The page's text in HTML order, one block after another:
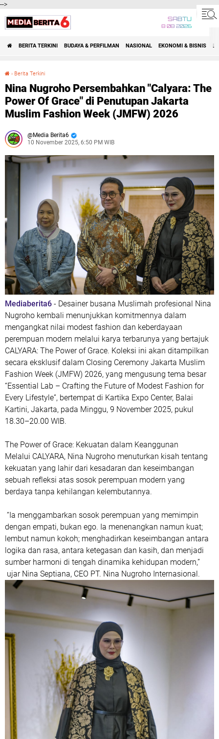
-->
SABTU
8 08 2026
BERITA TERKINI BUDAYA & PERFILMAN NASIONAL EKONOMI & BISNIS
› Berita Terkini
Nina Nugroho Persembahkan "Calyara: The
Power Of Grace" di Penutupan Jakarta
Muslim Fashion Week (JMFW) 2026
Media Berita6
10 November 2025, 6:50 PM WIB
Mediaberita6 - Desainer busana Muslimah profesional Nina
Nugroho kembali menunjukkan komitmennya dalam
mengangkat nilai modest fashion dan keberdayaan
perempuan modern melalui karya terbarunya yang bertajuk
CALYARA: The Power of Grace. Koleksi ini akan ditampilkan
secara eksklusif dalam Closing Ceremony Jakarta Muslim
Fashion Week (JMFW) 2026, yang mengusung tema besar
“Essential Lab – Crafting the Future of Modest Fashion for
Every Lifestyle”, bertempat di Kartika Expo Center, Balai
Kartini, Jakarta, pada Minggu, 9 November 2025, pukul
18.30–20.00 WIB.
The Power of Grace: Kekuatan dalam Keanggunan
Melalui CALYARA, Nina Nugroho menuturkan kisah tentang
kekuatan yang lahir dari kesadaran dan keseimbangan
sebuah refleksi atas sosok perempuan modern yang
berdaya tanpa kehilangan kelembutannya.
“Ia menggambarkan sosok perempuan yang memimpin
dengan empati, bukan ego. Ia menenangkan namun kuat;
lembut namun kokoh; menghadirkan keseimbangan antara
logika dan rasa, antara ketegasan dan kasih, dan menjadi
sumber harmoni di tengah dinamika kehidupan modern,”
ujar Nina Septiana, CEO PT. Nina Nugroho Internasional.